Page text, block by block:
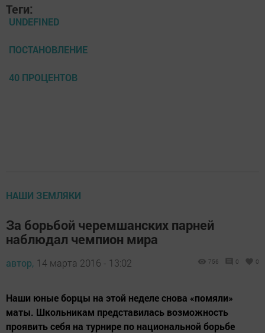
Теги:
UNDEFINED
ПОСТАНОВЛЕНИЕ
40 ПРОЦЕНТОВ
НАШИ ЗЕМЛЯКИ
За борьбой черемшанских парней
наблюдал чемпион мира
автор, 14 марта 2016 - 13:02 756 0 0
Наши юные борцы на этой неделе снова «помяли»
маты. Школьникам представилась возможность
проявить себя на турнире по национальной борьбе